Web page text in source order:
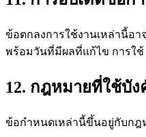
ข้อตกลงการใช้งานเหล่านี้อ
พร้อมวันที่มีผลที่แก้ไข การใช้
12. กฎหมายที่ใช้บัง
ข้อกำหนดเหล่านี้ขึ้นอยู่กับกฎ